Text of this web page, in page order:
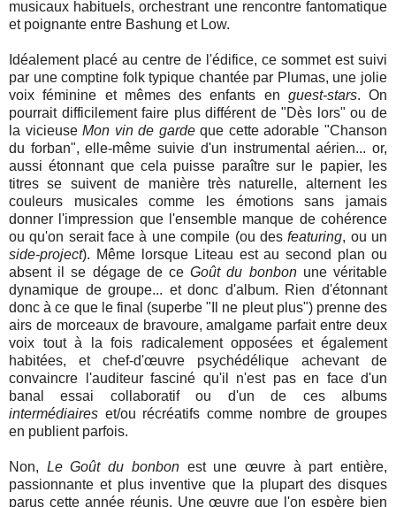
musicaux habituels, orchestrant une rencontre fantomatique
et poignante entre Bashung et Low.
Idéalement placé au centre de l'édifice, ce sommet est suivi
par une comptine folk typique chantée par Plumas, une jolie
voix féminine et mêmes des enfants en guest-stars. On
pourrait difficilement faire plus différent de "Dès lors" ou de
la vicieuseMon vin de gardeque cette adorable "Chanson
du forban", elle-même suivie d'un instrumental aérien... or,
aussi étonnant que cela puisse paraître sur le papier, les
titres se suivent de manière très naturelle, alternent les
couleurs musicales comme les émotions sans jamais
donner l'impression que l'ensemble manque de cohérence
ou qu'on serait face à une compile (ou desfeaturing, ou un
side-project). Même lorsque Liteau est au second plan ou
absent il se dégage de ceGoût du bonbonune véritable
dynamique de groupe... et donc d'album. Rien d'étonnant
donc à ce que le final (superbe "Il ne pleut plus") prenne des
airs de morceaux de bravoure, amalgame parfait entre deux
voix tout à la fois radicalement opposées et également
habitées, et chef-d'œuvre psychédélique achevant de
convaincre l'auditeur fasciné qu'il n'est pas en face d'un
banal essai collaboratif ou d'un de ces albums
intermédiaires et/ou récréatifs comme nombre de groupes
en publient parfois.
Non, Le Goût du bonbonest une œuvre à part entière,
passionnante et plus inventive que la plupart des disques
parus cette année réunis. Une œuvre que l'on espère bien